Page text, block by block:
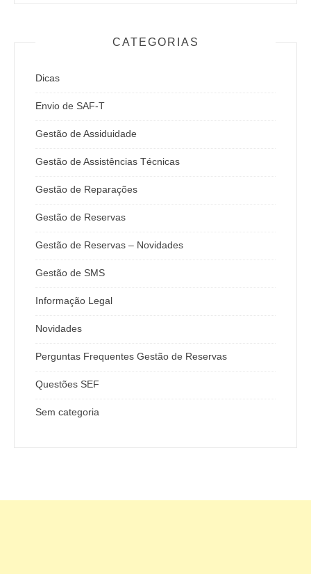
CATEGORIAS
Dicas
Envio de SAF-T
Gestão de Assiduidade
Gestão de Assistências Técnicas
Gestão de Reparações
Gestão de Reservas
Gestão de Reservas – Novidades
Gestão de SMS
Informação Legal
Novidades
Perguntas Frequentes Gestão de Reservas
Questões SEF
Sem categoria